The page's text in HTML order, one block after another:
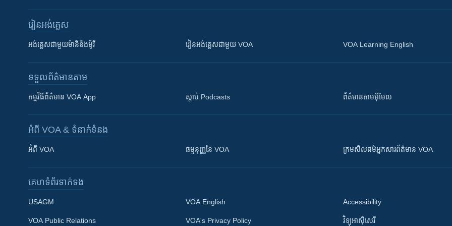
រៀន​​អង់គ្លេស
អង់គ្លេស​ជាមួយ​ម៉ានី​និង​ម៉ូរី រៀន​​​​​​អង់គ្លេស​​ជាមួយ VOA VOA Learning English
ទទួល​ព័ត៌មាន​តាម
កម្មវិធី​ព័ត៌មាន VOA App ស្តាប់ Podcasts ព័ត៌មាន​តាម​អ៊ីមែល
អំពី​ VOA & ទំនាក់ទំនង
អំពី​ VOA ធម្មនុញ្ញ​នៃ VOA ក្រម​​​សីលធម៌​​​អ្នក​​​សារព័ត៌មាន VOA
គេហទំព័រ​​ទាក់ទង
USAGM
VOA Public Relations
VOA English
VOA's Privacy Policy
Accessibility
វិទ្យុ​អាស៊ី​សេរី